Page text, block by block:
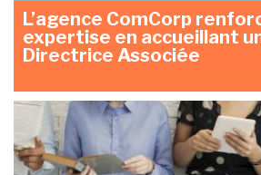
L’agence ComCorp
expertise en accueillant
Directrice Associée